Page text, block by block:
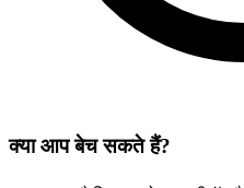
क्या आप बेच सकते हैं?